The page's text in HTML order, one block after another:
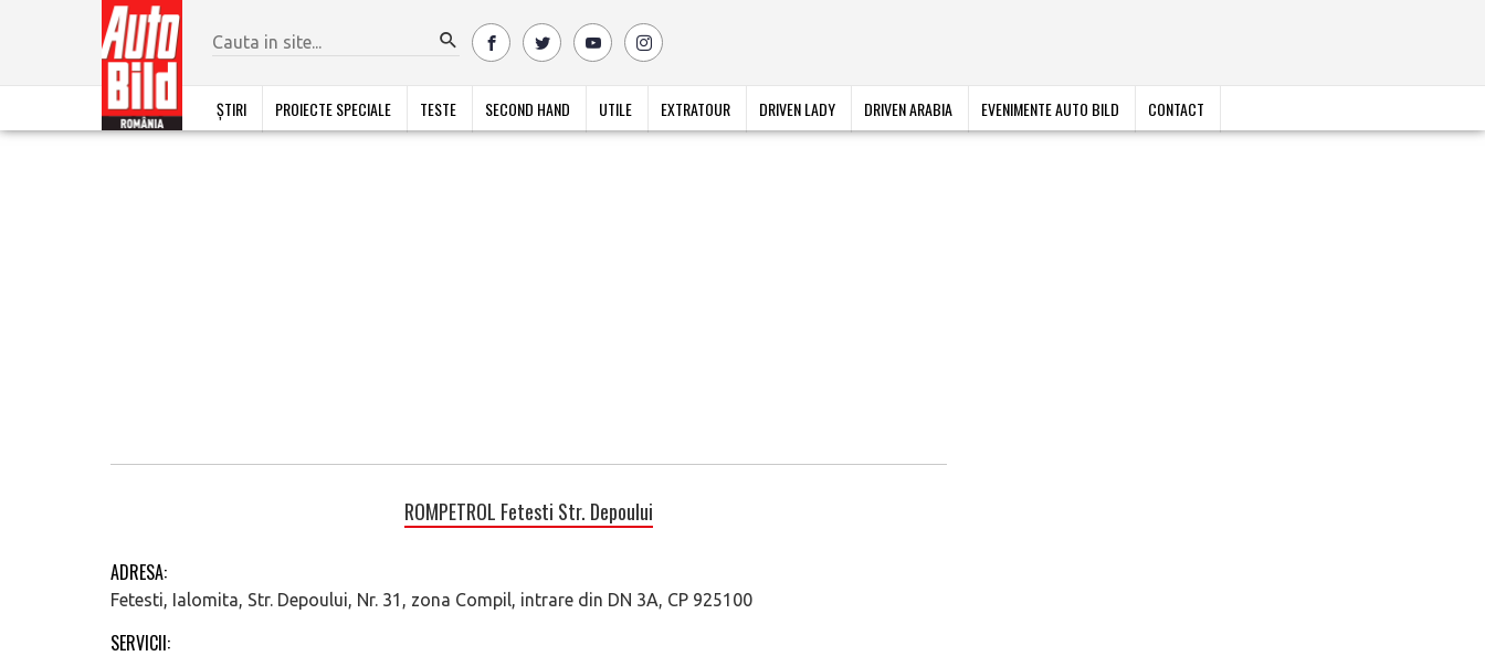
ȘTIRI PROIECTE SPECIALE TESTE SECOND HAND UTILE EXTRATOUR DRIVEN LADY DRIVEN ARABIA EVENIMENTE AUTO BILD CONTACT
ROMPETROL Fetesti Str. Depoului
ADRESA:
Fetesti, Ialomita, Str. Depoului, Nr. 31, zona Compil, intrare din DN 3A, CP 925100
SERVICII: